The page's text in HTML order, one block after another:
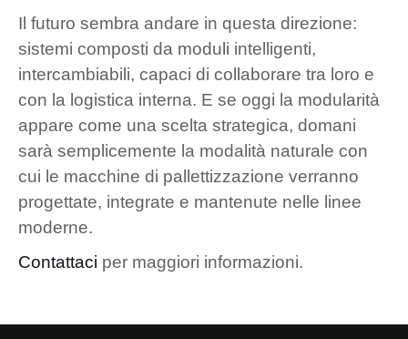
Il futuro sembra andare in questa direzione:
sistemi composti da moduli intelligenti,
intercambiabili, capaci di collaborare tra loro e
con la logistica interna. E se oggi la modularità
appare come una scelta strategica, domani
sarà semplicemente la modalità naturale con
cui le macchine di pallettizzazione verranno
progettate, integrate e mantenute nelle linee
moderne.
Contattaci per maggiori informazioni.